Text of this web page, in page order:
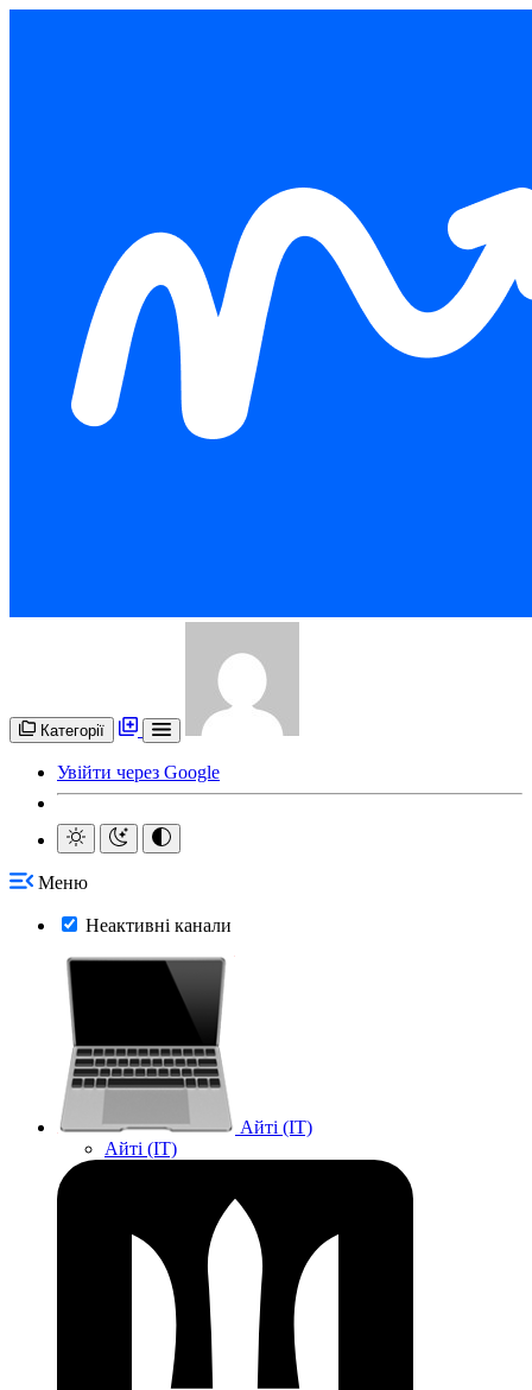
Категорії
Увійти через Google
Меню
Неактивні канали
Айті (IT)
Айті (IT)